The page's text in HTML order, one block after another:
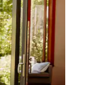
kutelezesha kidole kwenye